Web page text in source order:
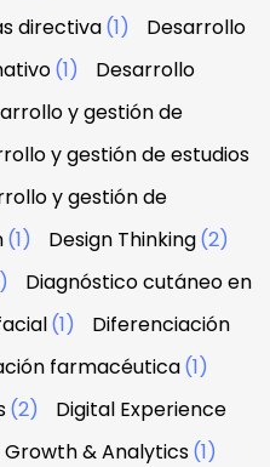
directiva(1)
Desarrollo
(1)
Desarrollo
y gestión de
y gestión de estudios
y gestión de
(1) Design Thinking(2)
Diagnóstico cutáneo en
(1)
Diferenciación
farmacéutica(1)
(2)
Digital Experience
Growth & Analytics(1)